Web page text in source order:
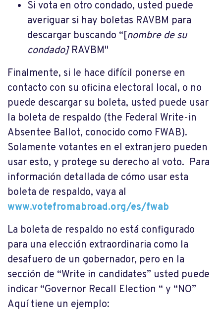
Si vota en otro condado, usted puede
averiguar si hay boletas RAVBM para
descargar buscando “[nombre de su
condado] RAVBM"
Finalmente, si le hace difícil ponerse en
contacto con su oficina electoral local, o no
puede descargar su boleta, usted puede usar
la boleta de respaldo (the Federal Write-in
Absentee Ballot, conocido como FWAB).
Solamente votantes en el extranjero pueden
usar esto, y protege su derecho al voto. Para
información detallada de cómo usar esta
boleta de respaldo, vaya al
www.votefromabroad.org/es/fwab
La boleta de respaldo no está configurado
para una elección extraordinaria como la
desafuero de un gobernador, pero en la
sección de “Write in candidates” usted puede
indicar “Governor Recall Election “ y “NO”
Aquí tiene un ejemplo: